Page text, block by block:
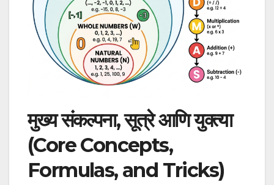
मुख्य संकल्पना, सूत्रे आणि युक्त्या
(Core Concepts,
Formulas, and Tricks)